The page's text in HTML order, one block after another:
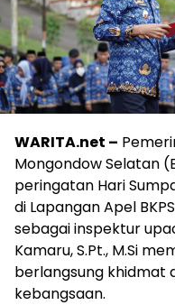
WARITA.net –
Mongondow Selatan
peringatan Hari
di Lapangan Apel
sebagai inspektur
Kamaru, S.Pt., M.Si
berlangsung khidmat
kebangsaan.